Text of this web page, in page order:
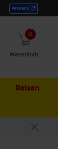
Warenkorb
0 Artikel
Externer
Reisen